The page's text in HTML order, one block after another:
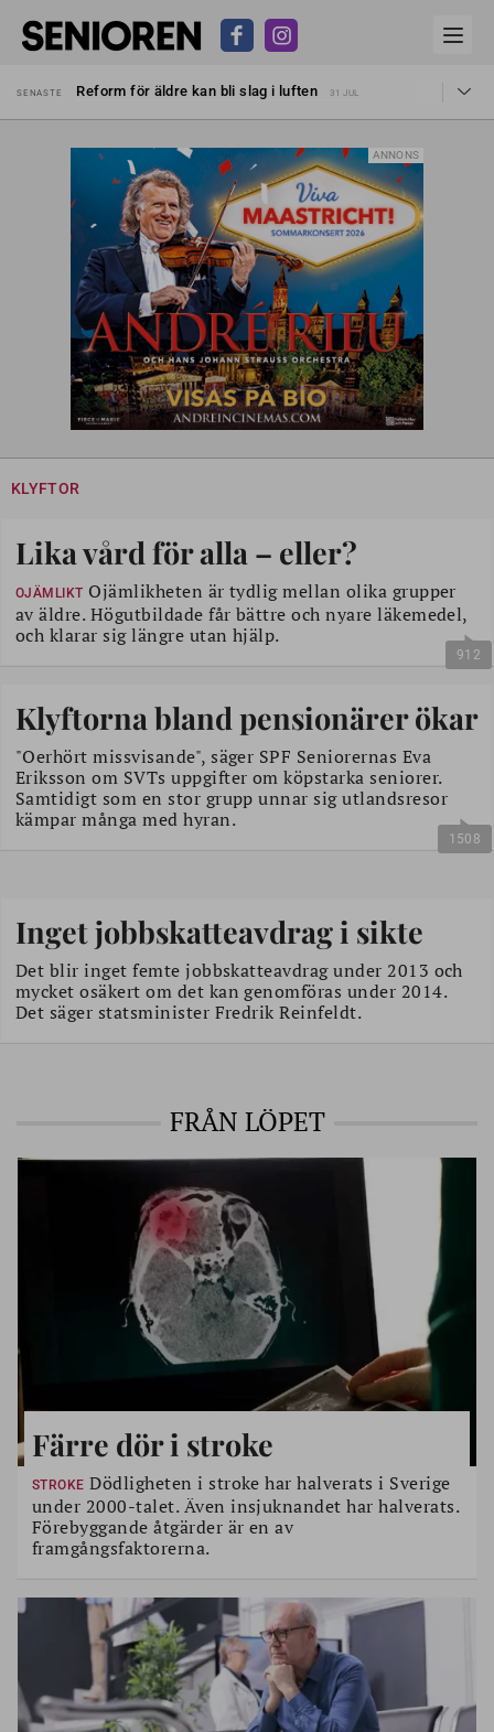
SENASTE
Reform för äldre kan bli slag i luften
31 JUL
Snart kan telefonförsäljning förbjudas i Sverige
29 JUL
Hyror rusar ifrån äldres bostadstillägg
28 JUL
Liten höjning av garantipensionen
27 JUL
Sven Hagströmer sommarpratar
26 JUL
Reform för äldre kan bli slag i luften 31 JUL
ANNONS
KLYFTOR
Lika vård för alla – eller?
OJÄMLIKT Ojämlikheten är tydlig mellan olika grupper
av äldre. Högutbildade får bättre och nyare läkemedel,
och klarar sig längre utan hjälp.
912
Klyftorna bland pensionärer ökar
"Oerhört missvisande", säger SPF Seniorernas Eva
Eriksson om SVTs uppgifter om köpstarka seniorer.
Samtidigt som en stor grupp unnar sig utlandsresor
kämpar många med hyran.
1508
Inget jobbskatteavdrag i sikte
Det blir inget femte jobbskatteavdrag under 2013 och
mycket osäkert om det kan genomföras under 2014.
Det säger statsminister Fredrik Reinfeldt.
FRÅN LÖPET
Färre dör i stroke
STROKE Dödligheten i stroke har halverats i Sverige
under 2000-talet. Även insjuknandet har halverats.
Förebyggande åtgärder är en av
framgångsfaktorerna.